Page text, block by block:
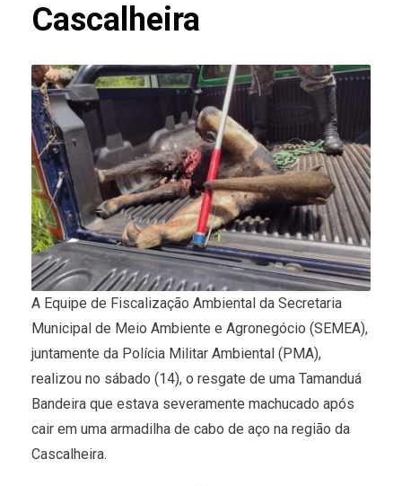
Cascalheira
A Equipe de Fiscalização Ambiental da Secretaria
Municipal de Meio Ambiente e Agronegócio (SEMEA),
juntamente da Polícia Militar Ambiental (PMA),
realizou no sábado (14), o resgate de uma Tamanduá
Bandeira que estava severamente machucado após
cair em uma armadilha de cabo de aço na região da
Cascalheira.